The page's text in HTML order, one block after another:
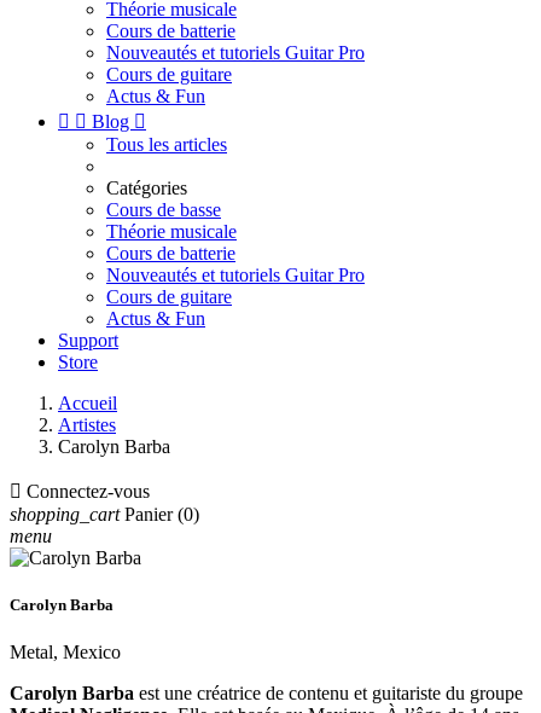
Théorie musicale
Cours de batterie
Nouveautés et tutoriels Guitar Pro
Cours de guitare
Actus & Fun
  Blog 
Tous les articles
Catégories
Cours de basse
Théorie musicale
Cours de batterie
Nouveautés et tutoriels Guitar Pro
Cours de guitare
Actus & Fun
Support
Store
Accueil
Artistes
Carolyn Barba
 Connectez-vous
shopping_cart Panier (0)
menu
Carolyn Barba
Metal, Mexico
Carolyn Barba est une créatrice de contenu et guitariste du groupe